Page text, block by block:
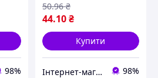
98%
44.10₴
50.96 ₴
Купити
Інтернет-магазин "КosmoSwit" 98%